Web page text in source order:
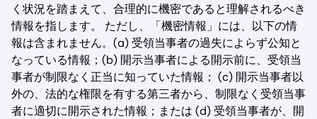
く状況を踏まえて、合理的に機密であると理解されるべき
情報を指します。 ただし、「機密情報」には、以下の情
報は含まれません。(a) 受領当事者の過失によらず公知と
なっている情報；(b) 開示当事者による開示前に、受領当
事者が制限なく正当に知っていた情報； (c) 開示当事者以
外の、法的な権限を有する第三者から、制限なく受領当事
者に適切に開示された情報；または (d) 受領当事者が、開